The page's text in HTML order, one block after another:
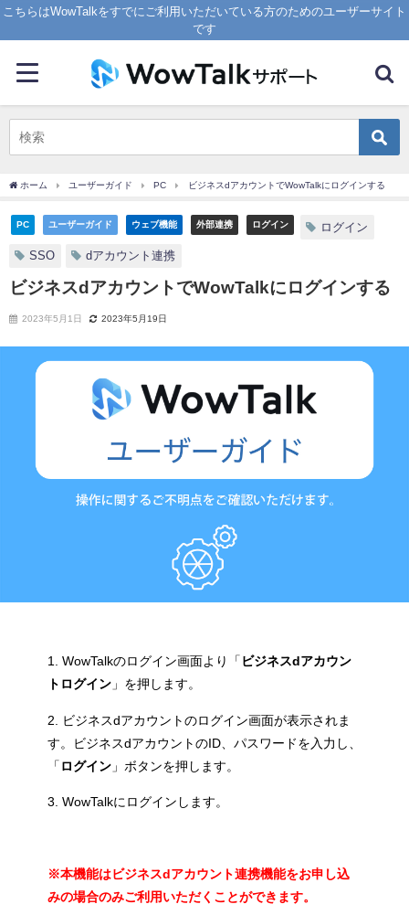
こちらはWowTalkをすでにご利用いただいている方のためのユーザーサイト
です
ホーム ユーザーガイド PC ビジネスdアカウントでWowTalkにログインする
PC ユーザーガイド ウェブ機能 外部連携 ログイン ログイン
SSO dアカウント連携
ビジネスdアカウントでWowTalkにログインする
2023年5月1日 2023年5月19日
1. WowTalkのログイン画面より「
ビジネスdアカウン
トログイン 」を押します。
2. ビジネスdアカウントのログイン画面が表示されま
す。ビジネスdアカウントのID、パスワードを入力し、
「 ログイン 」ボタンを押します。
3. WowTalkにログインします。
※本機能はビジネスdアカウント連携機能をお申し込
みの場合のみご利用いただく ことができます。